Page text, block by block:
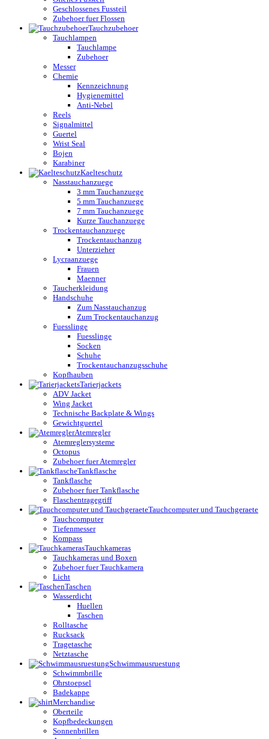
Geschlossenes Fussteil
Zubehoer fuer Flossen
Tauchzubehoer
Tauchlampen
Tauchlampe
Zubehoer
Messer
Chemie
Kennzeichnung
Hygienemittel
Anti-Nebel
Reels
Signalmittel
Guertel
Wrist Seal
Bojen
Karabiner
Kaelteschutz
Nasstauchanzuege
3 mm Tauchanzuege
5 mm Tauchanzuege
7 mm Tauchanzuege
Kurze Tauchanzuege
Trockentauchanzuege
Trockentauchanzug
Unterzieher
Lycraanzuege
Frauen
Maenner
Taucherkleidung
Handschuhe
Zum Nasstauchanzug
Zum Trockentauchanzug
Fuesslinge
Fuesslinge
Socken
Schuhe
Trockentauchanzugsschuhe
Kopfhauben
Tarierjackets
ADV Jacket
Wing Jacket
Technische Backplate & Wings
Gewichtguertel
Atemregler
Atemreglersysteme
Octopus
Zubehoer fuer Atemregler
Tankflasche
Tankflasche
Zubehoer fuer Tankflasche
Flaschentragegriff
Tauchcomputer und Tauchgeraete
Tauchcomputer
Tiefenmesser
Kompass
Tauchkameras
Tauchkameras und Boxen
Zubehoer fuer Tauchkamera
Licht
Taschen
Wasserdicht
Huellen
Taschen
Rolltasche
Rucksack
Tragetasche
Netztasche
Schwimmausruestung
Schwimmbrille
Ohrstoepsel
Badekappe
Merchandise
Oberteile
Kopfbedeckungen
Sonnenbrillen